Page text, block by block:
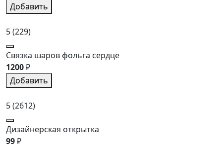
Добавить
5(229)
Связка шаров фольга сердце
1200₽
Добавить
5(2612)
Дизайнерская открытка
99₽